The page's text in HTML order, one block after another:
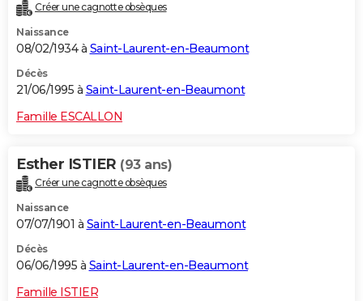
Créer une cagnotte obsèques
Naissance
08/02/1934 à Saint-Laurent-en-Beaumont
Décès
21/06/1995 à Saint-Laurent-en-Beaumont
Famille ESCALLON
Esther ISTIER (93 ans)
Créer une cagnotte obsèques
Naissance
07/07/1901 à Saint-Laurent-en-Beaumont
Décès
06/06/1995 à Saint-Laurent-en-Beaumont
Famille ISTIER